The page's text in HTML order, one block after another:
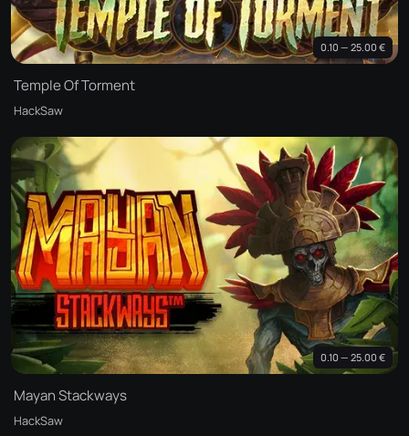
0.10 — 25.00 €
Temple Of Torment
HackSaw
0.10 — 25.00 €
Mayan Stackways
HackSaw